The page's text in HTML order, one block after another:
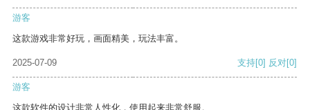
游客
这款游戏非常好玩，画面精美，玩法丰富。
2025-07-09 支持[0] 反对[0]
游客
这款软件的设计非常人性化，使用起来非常舒服。